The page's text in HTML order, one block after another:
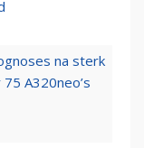
na sterk
A320neo’s